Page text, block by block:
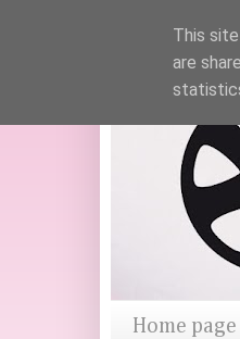
Home page
This
are